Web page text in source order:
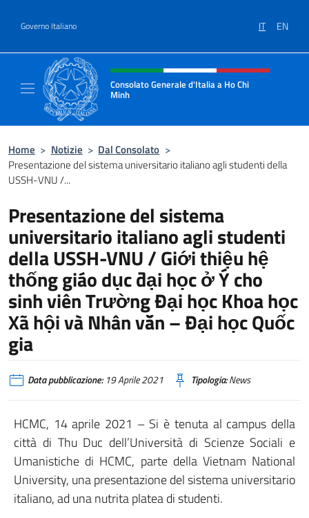
Governo Italiano IT EN
Intestazione sito, social e menù
Consolato Generale d'Italia a Ho Chi
Minh
Home > Notizie > Dal Consolato >
Presentazione del sistema universitario italiano agli studenti della
USSH-VNU /...
Presentazione del sistema
universitario italiano agli studenti
della USSH-VNU / Giới thiệu hệ
thống giáo dục đại học ở Ý cho
sinh viên Trường Đại học Khoa học
Xã hội và Nhân văn – Đại học Quốc
gia
Data pubblicazione:19 Aprile 2021 Tipologia:News
HCMC, 14 aprile 2021 – Si è tenuta al campus della
città di Thu Duc dell’Università di Scienze Sociali e
Umanistiche di HCMC, parte della Vietnam National
University, una presentazione del sistema universitario
italiano, ad una nutrita platea di studenti.